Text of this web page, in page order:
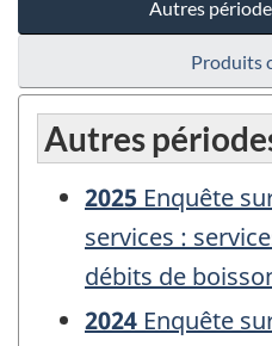
Autres
Produits
Autres
2025 Enquête
services :
débits de
2024 Enquête